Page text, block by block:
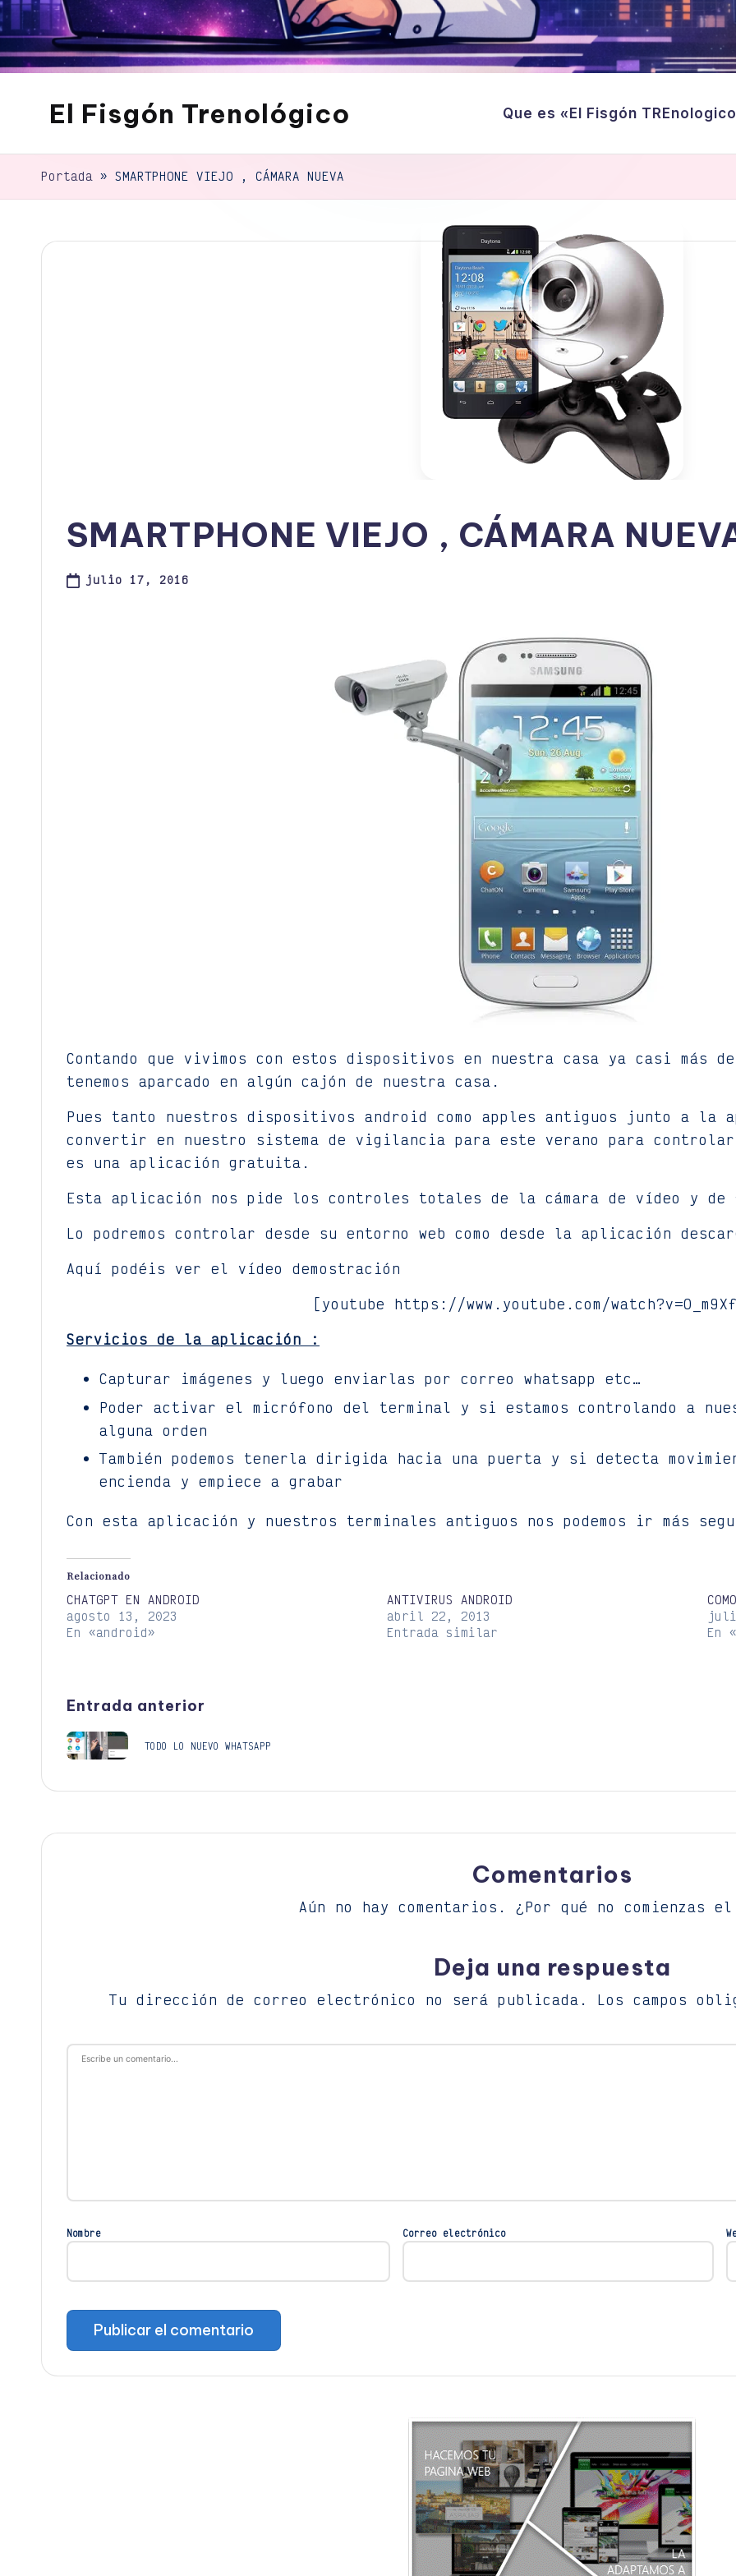
El Fisgón Trenológico
sitio
de
de
Que es «El Fisgón
Portada » SMARTPHONE VIEJO , CÁMARA NUEVA
SMARTPHONE VIEJO , CÁMARA
julio 17, 2016
Contando que vivimos con estos dispositivos en nuestra casa ya casi más
tenemos aparcado en algún cajón de nuestra casa.
Pues tanto nuestros dispositivos android como apples antiguos junto a la
convertir en nuestro sistema de vigilancia para este verano para
es una aplicación gratuita.
Esta aplicación nos pide los controles totales de la cámara de vídeo y
Lo podremos controlar desde su entorno web como desde la aplicación
Aquí podéis ver el vídeo demostración
[youtube https://www.youtube.com/
Servicios de la aplicación :
Capturar imágenes y luego enviarlas por correo whatsapp etc…
Poder activar el micrófono del terminal y si estamos controlando a
alguna orden
También podemos tenerla dirigida hacia una puerta y si detecta
encienda y empiece a grabar
Con esta aplicación y nuestros terminales antiguos nos podemos ir más
Relacionado
CHATGPT EN ANDROID
agosto 13, 2023
En «android»
ANTIVIRUS ANDROID
abril 22, 2013
Entrada similar
En
Navegación
de
entradas
Entrada anterior
TODO LO NUEVO WHATSAPP
Comentarios
Aún no hay comentarios. ¿Por qué no comienzas
Deja una respuesta
Tu dirección de correo electrónico no será publicada. Los campos
Nombre Correo electrónico